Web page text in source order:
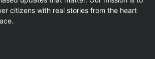
citizens with real stories from the heart